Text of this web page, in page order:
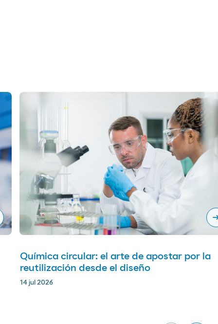
Química circular: el arte de apostar por la
reutilización desde el diseño
14 jul 2026